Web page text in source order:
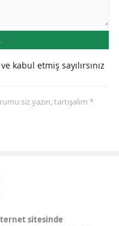
Tokat
Trabzon
Zonguldak
kabul etmiş sayılırsınız
siz yazın, tartışalım *
sitesinde